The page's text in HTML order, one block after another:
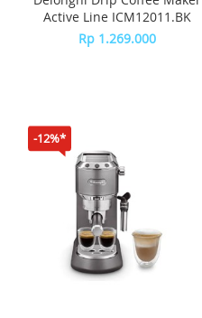
Active Line ICM12011.BK
Rp 1.269.000
-12%*